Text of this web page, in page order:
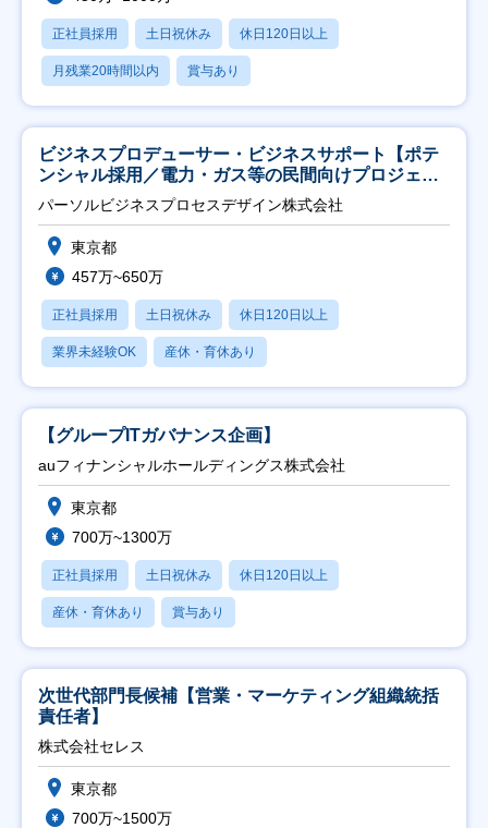
正社員採用 土日祝休み 休日120日以上
月残業20時間以内 賞与あり
ビジネスプロデューサー・ビジネスサポート【ポテ
ンシャル採用／電力・ガス等の民間向けプロジェク
ト推進】
パーソルビジネスプロセスデザイン株式会社
東京都
457万~650万
正社員採用 土日祝休み 休日120日以上
業界未経験OK 産休・育休あり
【グループITガバナンス企画】
auフィナンシャルホールディングス株式会社
東京都
700万~1300万
正社員採用 土日祝休み 休日120日以上
産休・育休あり 賞与あり
次世代部門長候補【営業・マーケティング組織統括
責任者】
株式会社セレス
東京都
700万~1500万